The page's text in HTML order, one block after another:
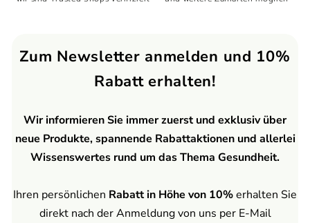
Zum Newsletter anmelden und 10%
Rabatt erhalten!
Wir informieren Sie immer zuerst und exklusiv über
neue Produkte, spannende Rabattaktionen und allerlei
Wissenswertes rund um das Thema Gesundheit.
Ihren persönlichen Rabatt in Höhe von 10%erhalten Sie
direkt nach der Anmeldung von uns per E-Mail